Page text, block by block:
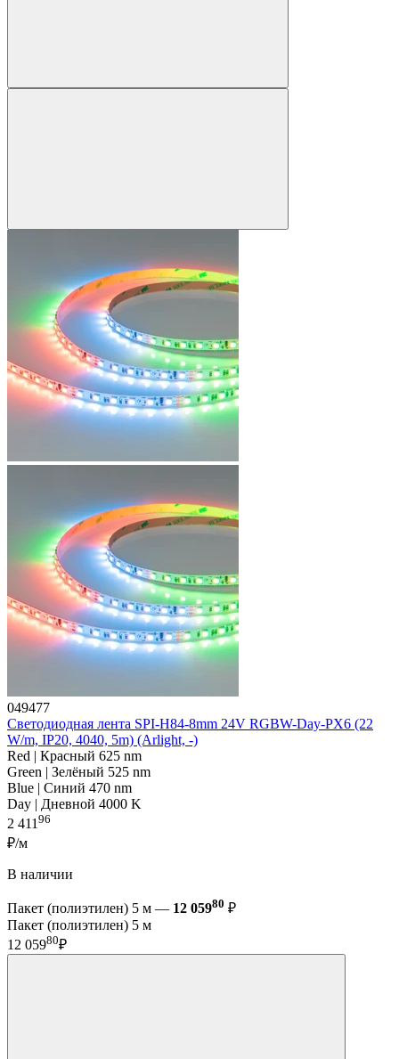
049477
Светодиодная лента SPI-H84-8mm 24V RGBW-Day-PX6 (22
W/m, IP20, 4040, 5m) (Arlight, -)
Red | Красный 625 nm
Green | Зелёный 525 nm
Blue | Синий 470 nm
Day | Дневной 4000 K
2 41196
₽/м
В наличии
Пакет (полиэтилен) 5 м — 12 05980 ₽
Пакет (полиэтилен) 5 м
12 05980₽